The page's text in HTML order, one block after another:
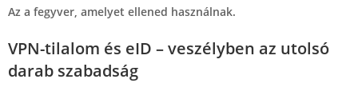
Az a fegyver, amelyet ellened használnak.
VPN-tilalom és eID – veszélyben az utolsó
darab szabadság